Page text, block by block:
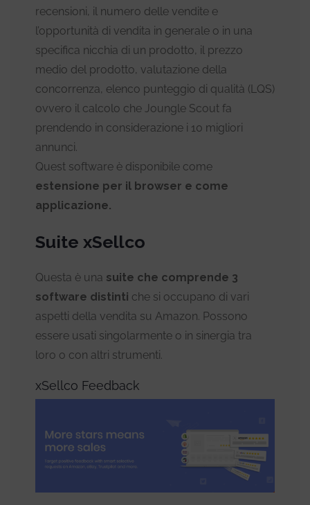
recensioni, il numero delle vendite e
l’opportunità di vendita in generale o in una
specifica nicchia di un prodotto, il prezzo
medio del prodotto, valutazione della
concorrenza, elenco punteggio di qualità (LQS)
ovvero il calcolo che Joungle Scout fa
prendendo in considerazione i 10 migliori
annunci.
Quest software è disponibile come
estensione per il browser e come
applicazione.
Suite xSellco
Questa è una suite che comprende 3
software distinti che si occupano di vari
aspetti della vendita su Amazon. Possono
essere usati singolarmente o in sinergia tra
loro o con altri strumenti.
xSellco Feedback